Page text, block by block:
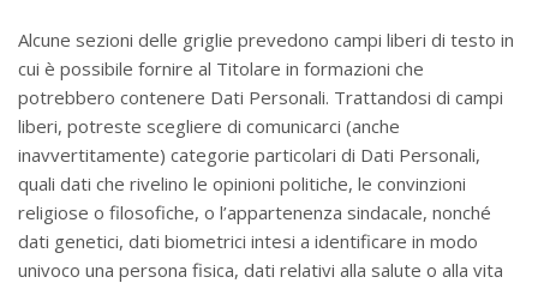
Alcune sezioni delle griglie prevedono campi liberi di testo in
cui è possibile fornire al Titolare in formazioni che
potrebbero contenere Dati Personali. Trattandosi di campi
liberi, potreste scegliere di comunicarci (anche
inavvertitamente) categorie particolari di Dati Personali,
quali dati che rivelino le opinioni politiche, le convinzioni
religiose o filosofiche, o l’appartenenza sindacale, nonché
dati genetici, dati biometrici intesi a identificare in modo
univoco una persona fisica, dati relativi alla salute o alla vita